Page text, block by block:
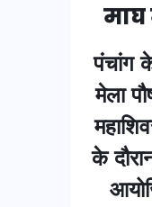
पंचांग
मेला
के